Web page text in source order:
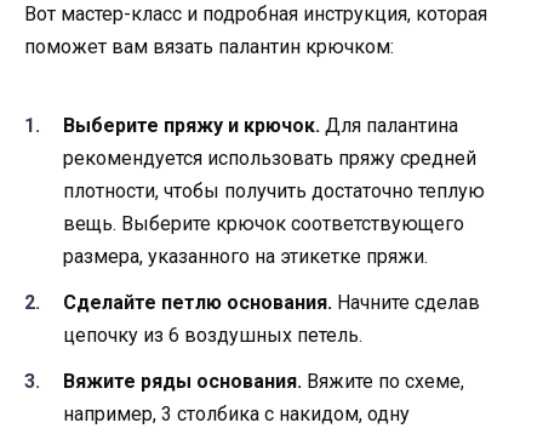
Вот мастер-класс и подробная инструкция, которая
поможет вам вязать палантин крючком:
Выберите пряжу и крючок. Для палантина
рекомендуется использовать пряжу средней
плотности, чтобы получить достаточно теплую
вещь. Выберите крючок соответствующего
размера, указанного на этикетке пряжи.
Сделайте петлю основания. Начните сделав
цепочку из 6 воздушных петель.
Вяжите ряды основания. Вяжите по схеме,
например, 3 столбика с накидом, одну